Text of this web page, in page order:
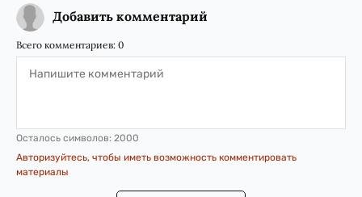
Добавить комментарий
Всего комментариев: 0
Осталось символов: 2000
Авторизуйтесь, чтобы иметь возможность комментировать
материалы